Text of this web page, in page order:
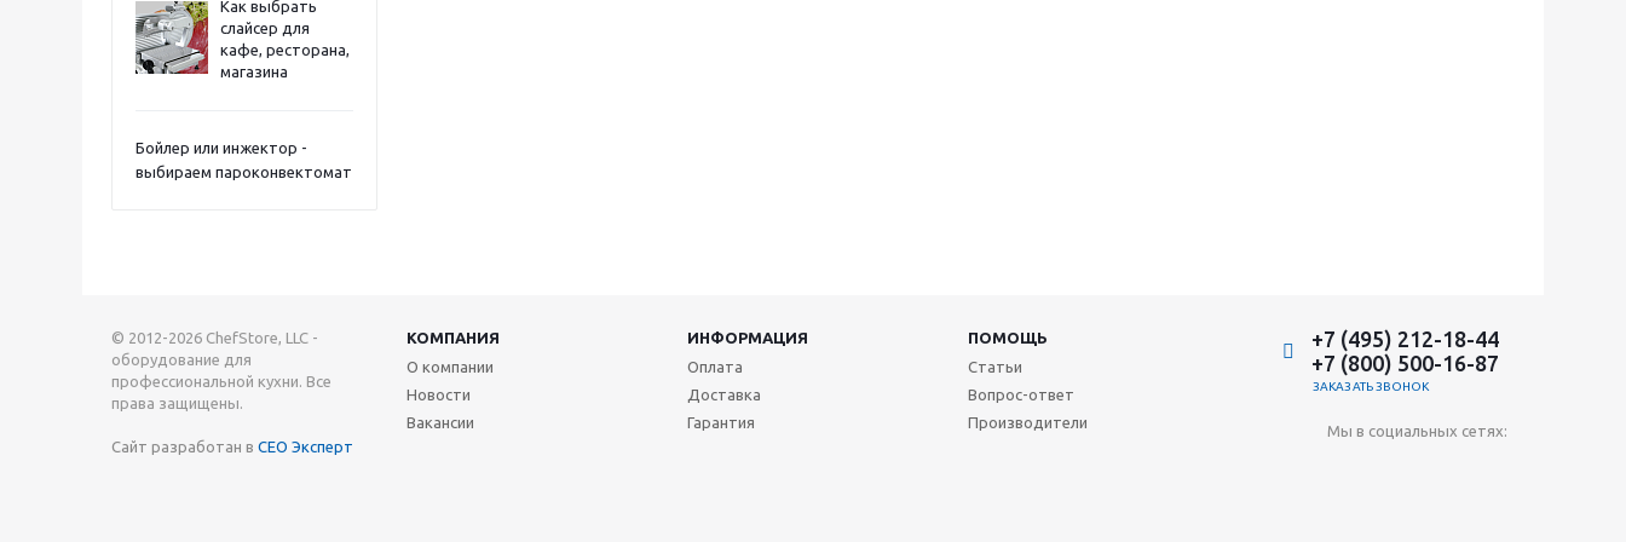
Как выбрать
слайсер для
кафе, ресторана,
магазина
Бойлер или инжектор -
выбираем пароконвектомат
© 2012-2026 ChefStore, LLC -
оборудование для
профессиональной кухни. Все
права защищены.
Сайт разработан в СЕО Эксперт
КОМПАНИЯ ИНФОРМАЦИЯ
ПОМОЩЬ
О компании
Новости
Вакансии
Оплата
Доставка
Гарантия
Статьи
Вопрос-ответ
Производители
+7 (495) 212-18-44
+7 (800) 500-16-87
ЗАКАЗАТЬ ЗВОНОК
Мы в социальных сетях: